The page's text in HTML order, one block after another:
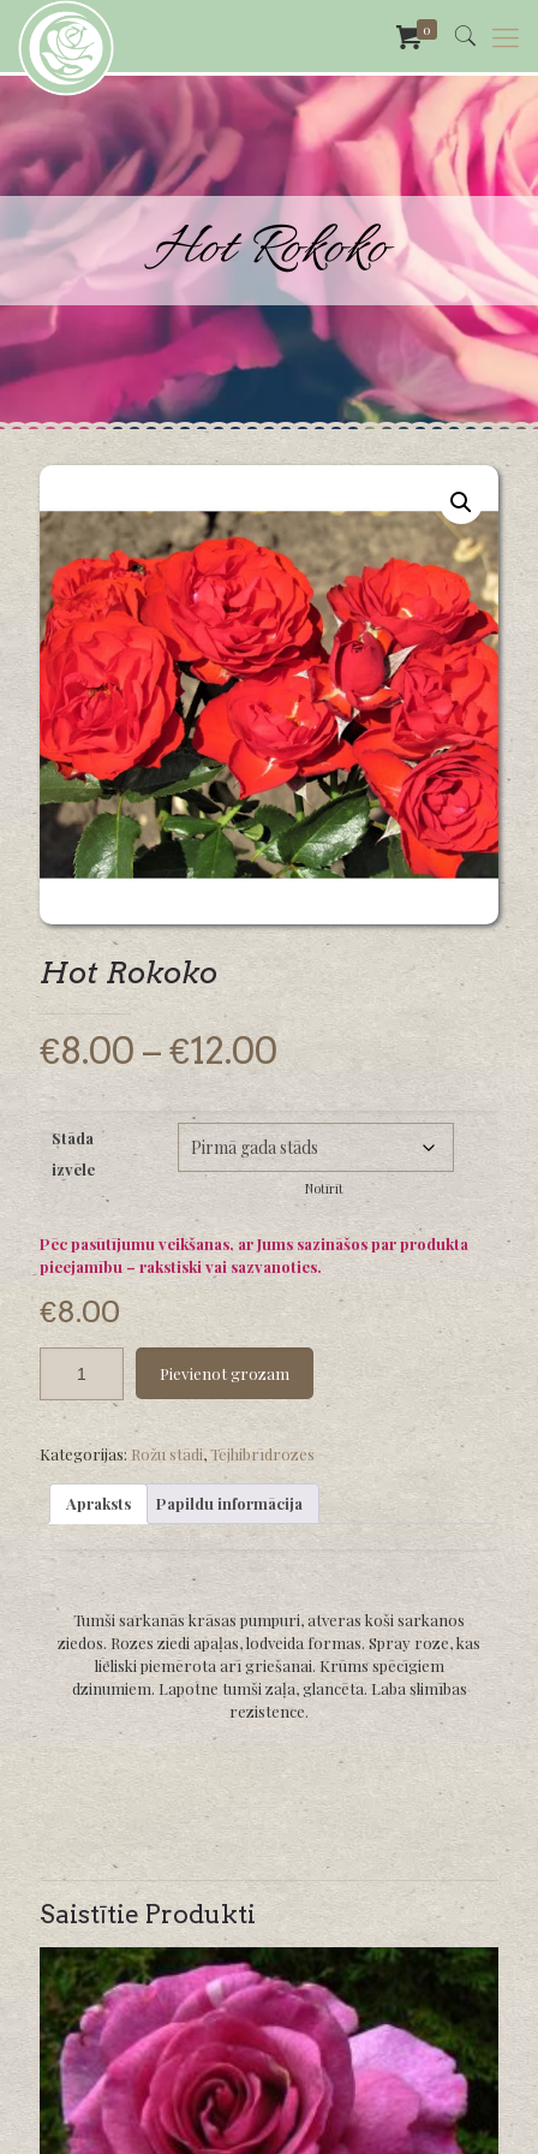
0
Hot Rokoko
Hot Rokoko
€8.00 –€12.00Price
range:
€8.00
through
€12.00
Stāda
izvēle
Notīrīt
Pēc pasūtījumu veikšanas, ar Jums sazināšos par produkta
pieejamību – rakstiski vai sazvanoties.
€8.00
Pievienot grozam
Kategorijas: Rožu stādi,Tējhibrīdrozes
Apraksts Papildu informācija
Tumši sarkanās krāsas pumpuri, atveras koši sarkanos
ziedos. Rozes ziedi apaļas, lodveida formas. Spray roze, kas
lieliski piemērota arī griešanai. Krūms spēcīgiem
dzinumiem. Lapotne tumši zaļa, glancēta. Laba slimības
rezistence.
Saistītie Produkti